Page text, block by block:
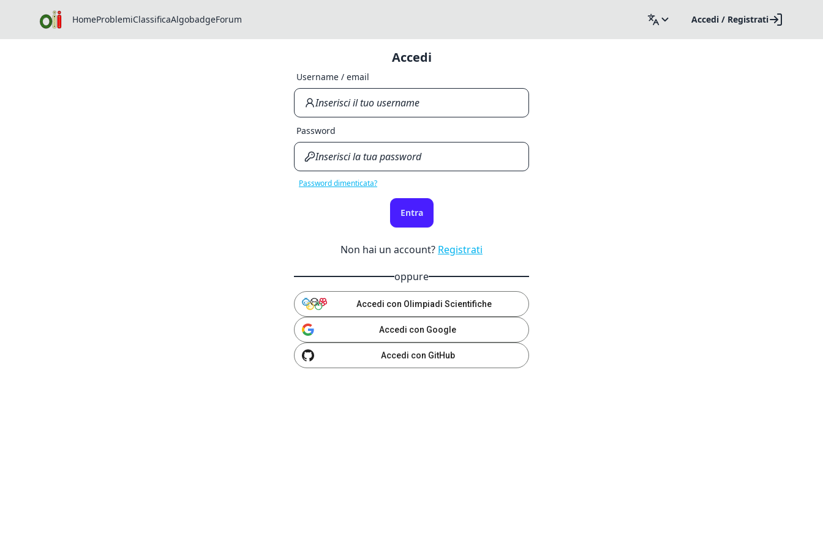
HomeProblemiClassificaAlgobadgeForum Accedi / Registrati
Accedi
Username / email
Password
Password dimenticata?
Entra
Non hai un account? Registrati
oppure
Accedi con Olimpiadi Scientifiche
Accedi con Google
Accedi con GitHub